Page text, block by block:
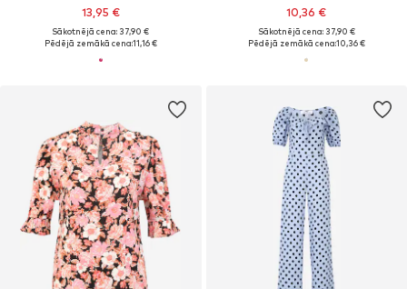
13,95 €
Sākotnējā cena: 37,90 €
Pēdējā zemākā cena:11,16 €
10,36 €
Sākotnējā cena: 37,90 €
Pēdējā zemākā cena:10,36 €